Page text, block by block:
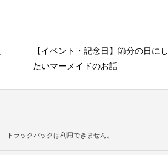
【イベント・記念日】節分の日にし
たいマーメイドのお話
トラックバックは利用できません。